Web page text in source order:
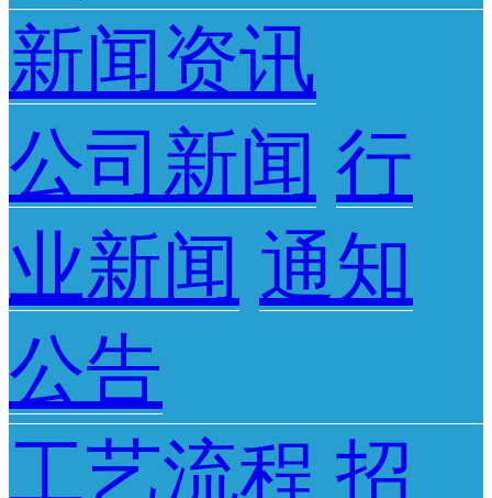
新闻资讯
公司新闻 行
业新闻 通知
公告
工艺流程 招